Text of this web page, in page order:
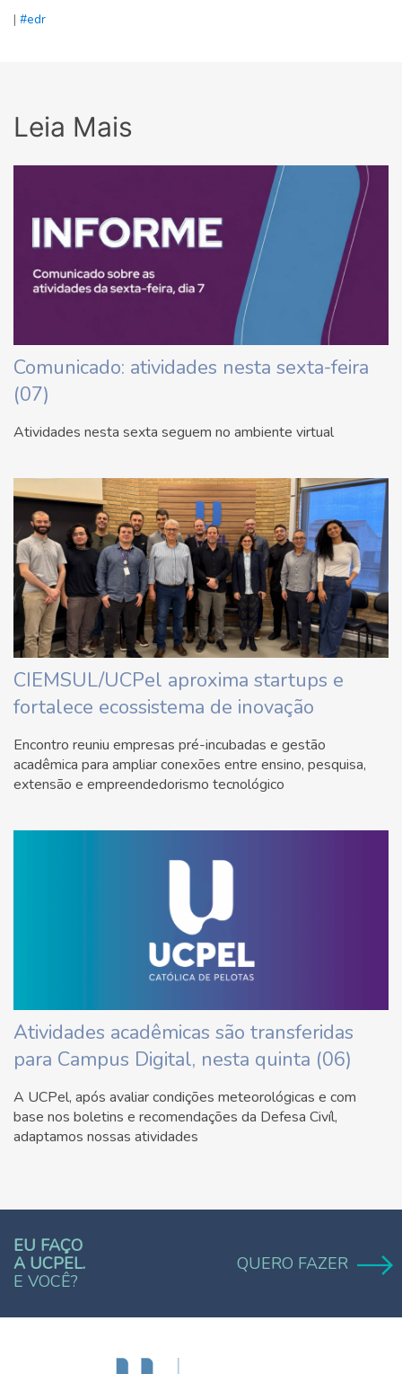
| #edr
Leia Mais
Comunicado: atividades nesta sexta-feira
(07)
Atividades nesta sexta seguem no ambiente virtual
CIEMSUL/UCPel aproxima startups e
fortalece ecossistema de inovação
Encontro reuniu empresas pré-incubadas e gestão
acadêmica para ampliar conexões entre ensino, pesquisa,
extensão e empreendedorismo tecnológico
Atividades acadêmicas são transferidas
para Campus Digital, nesta quinta (06)
A UCPel, após avaliar condições meteorológicas e com
base nos boletins e recomendações da Defesa Civíl,
adaptamos nossas atividades
EU FAÇO
A UCPEL.
E VOCÊ?
QUERO FAZER